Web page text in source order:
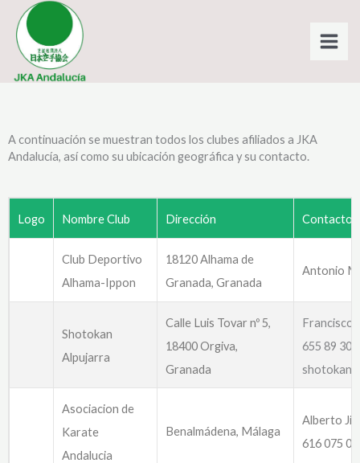
contenido
A continuación se muestran todos los clubes afiliados a JKA
Andalucía, así como su ubicación geográfica y su contacto.
Logo Nombre Club Dirección Contacto
Club Deportivo
Alhama-Ippon
18120 Alhama de
Granada, Granada
Antonio
Shotokan
Alpujarra
Calle Luis Tovar nº 5,
18400 Orgiva,
Granada
Francisco
655 89 30
Asociacion de
Karate
Andalucia
Benalmádena, Málaga
Alberto
616 075